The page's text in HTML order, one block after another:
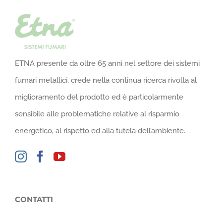
ETNA presente da oltre 65 anni nel settore dei sistemi
fumari metallici, crede nella continua ricerca rivolta al
miglioramento del prodotto ed è particolarmente
sensibile alle problematiche relative al risparmio
energetico, al rispetto ed alla tutela dell’ambiente.
CONTATTI